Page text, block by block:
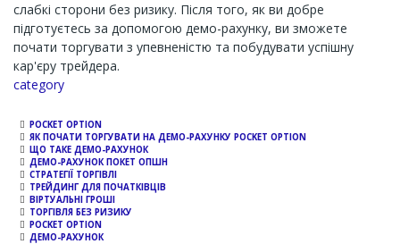
слабкі сторони без ризику. Після того, як ви добре
підготуєтесь за допомогою демо-рахунку, ви зможете
почати торгувати з упевненістю та побудувати успішну
кар'єру трейдера.
Channel
category
POCKET OPTION
ЯК ПОЧАТИ ТОРГУВАТИ НА ДЕМО-РАХУНКУ POCKET OPTION
ЩО ТАКЕ ДЕМО-РАХУНОК
ДЕМО-РАХУНОК ПОКЕТ ОПШН
СТРАТЕГІЇ ТОРГІВЛІ
ТРЕЙДИНГ ДЛЯ ПОЧАТКІВЦІВ
ВІРТУАЛЬНІ ГРОШІ
ТОPГІВЛЯ БЕЗ РИЗИКУ
POCKET OPTION
ДЕМО-РАХУНОК